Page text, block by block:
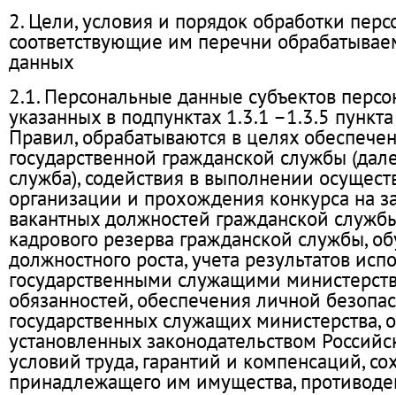
2. Цели, условия и порядок обработки
соответствующие им перечни
данных
2.1. Персональные данные субъектов
указанных в подпунктах 1.3.1 –1.3.5
Правил, обрабатываются в целях
государственной гражданской службы
служба), содействия в выполнении
организации и прохождения конкурса на
вакантных должностей гражданской
кадрового резерва гражданской службы,
должностного роста, учета результатов
государственными служащими
обязанностей, обеспечения личной
государственных служащих министерства,
установленных законодательством
условий труда, гарантий и компенсаций,
принадлежащего им имущества,